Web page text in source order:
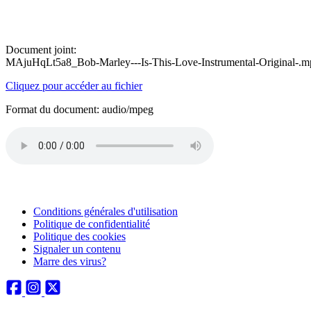
Document joint:
MAjuHqLt5a8_Bob-Marley---Is-This-Love-Instrumental-Original-
Cliquez pour accéder au fichier
Format du document: audio/mpeg
Conditions générales d'utilisation
Politique de confidentialité
Politique des cookies
Signaler un contenu
Marre des virus?